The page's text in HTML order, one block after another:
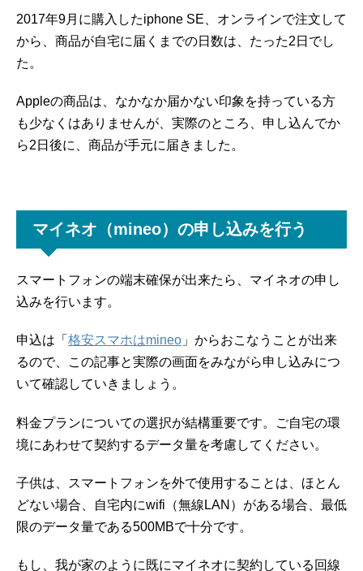
2017年9月に購入したiphone SE、オンラインで注文して
から、商品が自宅に届くまでの日数は、たった2日でし
た。
Appleの商品は、なかなか届かない印象を持っている方
も少なくはありませんが、実際のところ、申し込んでか
ら2日後に、商品が手元に届きました。
マイネオ（mineo）の申し込みを行う
スマートフォンの端末確保が出来たら、マイネオの申し
込みを行います。
申込は「 格安スマホはmineo 」からおこなうことが出来
るので、この記事と実際の画面をみながら申し込みにつ
いて確認していきましょう。
料金プランについての選択が結構重要です。ご自宅の環
境にあわせて契約するデータ量を考慮してください。
子供は、スマートフォンを外で使用することは、ほとん
どない場合、自宅内にwifi（無線LAN）がある場合、最低
限のデータ量である500MBで十分です。
もし、我が家のように既にマイネオに契約している回線